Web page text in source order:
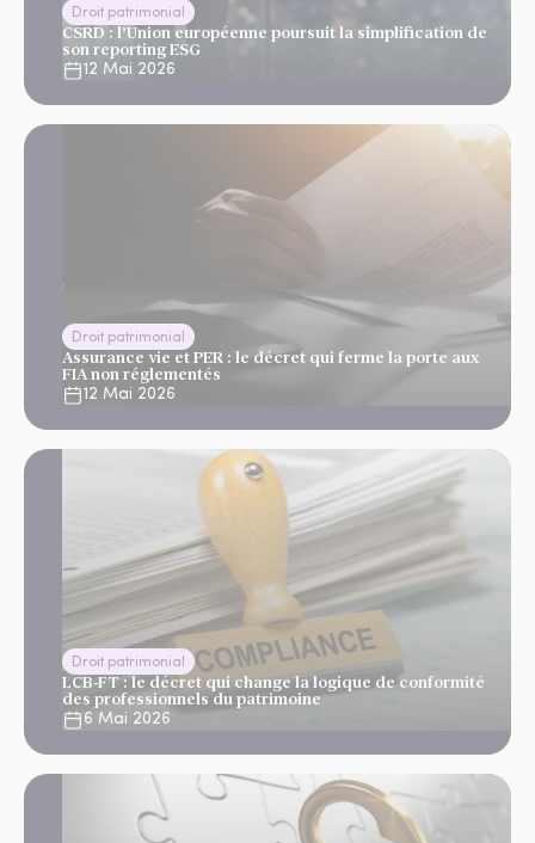
Droit patrimonial
CSRD : l’Union européenne poursuit la simplification de
son reporting ESG
12 Mai 2026
Droit patrimonial
Assurance vie et PER : le décret qui ferme la porte aux
FIA non réglementés
12 Mai 2026
Droit patrimonial
LCB-FT : le décret qui change la logique de conformité
des professionnels du patrimoine
6 Mai 2026